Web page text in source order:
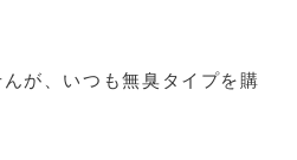
が、いつも無臭タイプを購